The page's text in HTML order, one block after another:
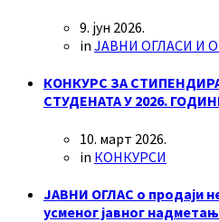
9. јун 2026.
in ЈАВНИ ОГЛАСИ И
КОНКУРС ЗА
СТУДЕНАТА У 2026.
10. март 2026.
in КОНКУРСИ
ЈАВНИ ОГЛАС о продаји
усменог јавног